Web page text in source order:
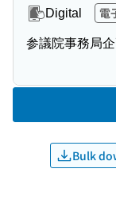
Digital 電
参議院事務局
Bulk